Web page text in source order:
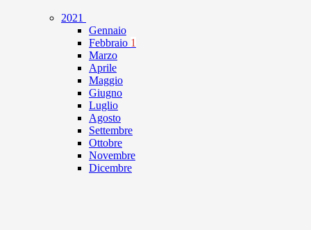
2021
Gennaio
Febbraio 1
Marzo
Aprile
Maggio
Giugno
Luglio
Agosto
Settembre
Ottobre
Novembre
Dicembre